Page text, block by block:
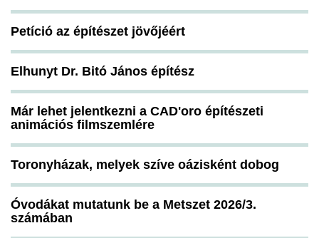
Petíció az építészet jövőjéért
Elhunyt Dr. Bitó János építész
Már lehet jelentkezni a CAD'oro építészeti
animációs filmszemlére
Toronyházak, melyek szíve oázisként dobog
Óvodákat mutatunk be a Metszet 2026/3.
számában